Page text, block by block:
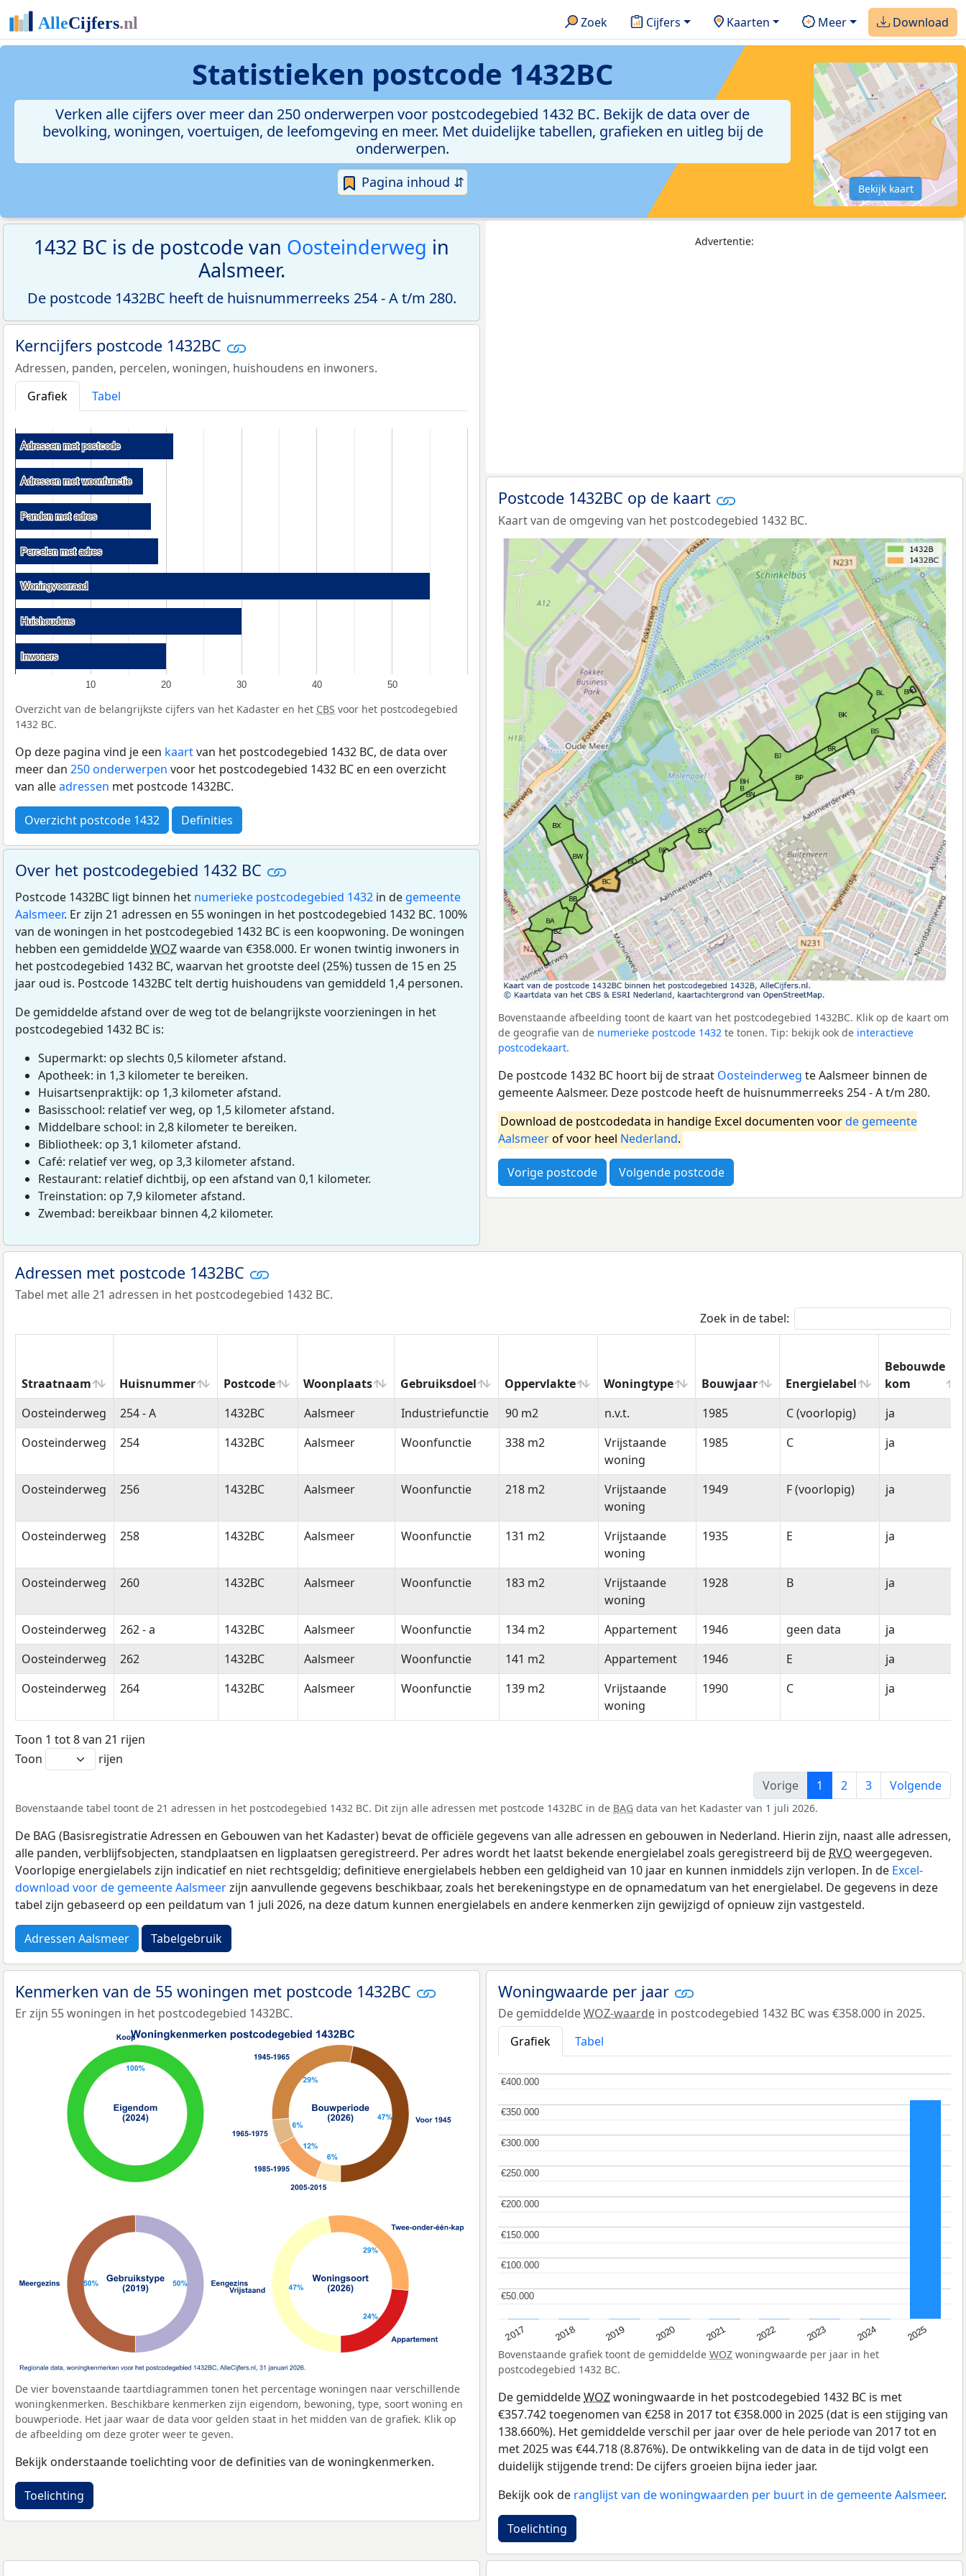
Zoek Cijfers Kaarten Meer Download
Statistieken postcode 1432BC
Verken alle cijfers over meer dan 250 onderwerpen voor postcodegebied 1432 BC. Bekijk de data over de
bevolking, woningen, voertuigen, de leefomgeving en meer. Met duidelijke tabellen, grafieken en uitleg bij de
onderwerpen.
Pagina inhoud ⇵ Bekijk kaart
1432 BC is de postcode van Oosteinderweg in
Aalsmeer.
De postcode 1432BC heeft de huisnummerreeks 254 - A t/m 280.
Kerncijfers postcode 1432BC
Adressen, panden, percelen, woningen, huishoudens en inwoners.
Grafiek
Tabel
10 20 30 40 50
Adressen met postcode
Adressen met postcode
Adressen met woonfunctie
Adressen met woonfunctie
Panden met adres
Panden met adres
Percelen met adres
Percelen met adres
Woningvoorraad
Woningvoorraad
Huishoudens
Huishoudens
Inwoners
Inwoners
Overzicht van de belangrijkste cijfers van het Kadaster en het CBS voor het postcodegebied
1432 BC.
Op deze pagina vind je een kaartvan het postcodegebied 1432 BC, de data over
meer dan 250 onderwerpen voor het postcodegebied 1432 BC en een overzicht
van alleadressen met postcode 1432BC.
Overzicht postcode 1432 Definities
Over het postcodegebied 1432 BC
Postcode 1432BC ligt binnen het numerieke postcodegebied 1432 in de gemeente
Aalsmeer. Er zijn 21 adressen en 55 woningen in het postcodegebied 1432 BC. 100%
van de woningen in het postcodegebied 1432 BC is een koopwoning. De woningen
hebben een gemiddeldeWOZwaarde van €358.000. Er wonen twintig inwoners in
het postcodegebied 1432 BC, waarvan het grootste deel (25%) tussen de 15 en 25
jaar oud is. Postcode 1432BC telt dertig huishoudens van gemiddeld 1,4 personen.
De gemiddelde afstand over de weg tot de belangrijkste voorzieningen in het
postcodegebied 1432 BC is:
Supermarkt: op slechts 0,5 kilometer afstand.
Apotheek: in 1,3 kilometer te bereiken.
Huisartsenpraktijk: op 1,3 kilometer afstand.
Basisschool: relatief ver weg, op 1,5 kilometer afstand.
Middelbare school: in 2,8 kilometer te bereiken.
Bibliotheek: op 3,1 kilometer afstand.
Café: relatief ver weg, op 3,3 kilometer afstand.
Restaurant: relatief dichtbij, op een afstand van 0,1 kilometer.
Treinstation: op 7,9 kilometer afstand.
Zwembad: bereikbaar binnen 4,2 kilometer.
Advertentie:
Postcode 1432BC op de kaart
Kaart van de omgeving van het postcodegebied 1432 BC.
Bovenstaande afbeelding toont de kaart van het postcodegebied 1432BC. Klik op de kaart om
de geografie van de numerieke postcode 1432 te tonen. Tip: bekijk ook de interactieve
postcodekaart.
De postcode 1432 BC hoort bij de straat Oosteinderweg te Aalsmeer binnen de
gemeente Aalsmeer. Deze postcode heeft de huisnummerreeks 254 - A t/m 280.
Download de postcodedata in handige Excel documenten voorde gemeente
Aalsmeerof voor heel Nederland.
Vorige postcode Volgende postcode
Adressen met postcode 1432BC
Tabel met alle 21 adressen in het postcodegebied 1432 BC.
Zoek in de tabel:
Straatnaam Huisnummer Postcode Woonplaats Gebruiksdoel Oppervlakte Woningtype Bouwjaar Energielabel
Bebouwde
kom
Straatnaam
Huisnummer Postcode Woonplaats Gebruiksdoel Oppervlakte Woningtype Bouwjaar Energielabel
Bebouwde
kom
Oosteinderweg 254 - A 1432BC Aalsmeer Industriefunctie 90 m2 n.v.t. 1985 C (voorlopig)
ja
Oosteinderweg
254 1432BC Aalsmeer Woonfunctie 338 m2
Vrijstaande
woning
1985 C ja
Oosteinderweg 256 1432BC Aalsmeer Woonfunctie 218 m2
Vrijstaande
woning
1949 F (voorlopig) ja
Oosteinderweg 258 1432BC Aalsmeer Woonfunctie 131 m2
Vrijstaande
woning
1935 E ja
Oosteinderweg 260 1432BC Aalsmeer Woonfunctie 183 m2
Vrijstaande
woning
1928 B ja
Oosteinderweg 262 - a 1432BC Aalsmeer Woonfunctie 134 m2 Appartement 1946 geen data
ja
Oosteinderweg
262 1432BC Aalsmeer Woonfunctie 141 m2 Appartement 1946 E
ja
Oosteinderweg
264 1432BC Aalsmeer Woonfunctie 139 m2
Vrijstaande
woning
1990 C ja
Toon 1 tot 8 van 21 rijen
Toon
rijen
Vorige
1 2 3 Volgende
Bovenstaande tabel toont de 21 adressen in het postcodegebied 1432 BC. Dit zijn alle adressen met postcode 1432BC in de BAG data van het Kadaster van 1 juli 2026.
De BAG (Basisregistratie Adressen en Gebouwen van het Kadaster) bevat de officiële gegevens van alle adressen en gebouwen in Nederland. Hierin zijn, naast alle adressen,
alle panden, verblijfsobjecten, standplaatsen en ligplaatsen geregistreerd. Per adres wordt het laatst bekende energielabel zoals geregistreerd bij de RVO weergegeven.
Voorlopige energielabels zijn indicatief en niet rechtsgeldig; definitieve energielabels hebben een geldigheid van 10 jaar en kunnen inmiddels zijn verlopen. In de Excel-
download voor de gemeente Aalsmeerzijn aanvullende gegevens beschikbaar, zoals het berekeningstype en de opnamedatum van het energielabel. De gegevens in deze
tabel zijn gebaseerd op een peildatum van 1 juli 2026, na deze datum kunnen energielabels en andere kenmerken zijn gewijzigd of opnieuw zijn vastgesteld.
Adressen Aalsmeer Tabelgebruik
Kenmerken van de 55 woningen met postcode 1432BC
Er zijn 55 woningen in het postcodegebied 1432BC.
De vier bovenstaande taartdiagrammen tonen het percentage woningen naar verschillende
woningkenmerken. Beschikbare kenmerken zijn eigendom, bewoning, type, soort woning en
bouwperiode. Het jaar waar de data voor gelden staat in het midden van de grafiek. Klik op
de afbeelding om deze groter weer te geven.
Bekijk onderstaande toelichting voor de definities van de woningkenmerken.
Toelichting
Woningwaarde per jaar
De gemiddeldeWOZ-waarde in postcodegebied 1432 BC was €358.000 in 2025.
Grafiek
Tabel
2017 2018 2019 2020 2021 2022 2023 2024 2025
€50.000
€50.000
€100.000
€100.000
€150.000
€150.000
€200.000
€200.000
€250.000
€250.000
€300.000
€300.000
€350.000
€350.000
€400.000
€400.000
Bovenstaande grafiek toont de gemiddelde WOZ woningwaarde per jaar in het
postcodegebied 1432 BC.
De gemiddeldeWOZwoningwaarde in het postcodegebied 1432 BC is met
€357.742 toegenomen van €258 in 2017 tot €358.000 in 2025 (dat is een stijging van
138.660%). Het gemiddelde verschil per jaar over de hele periode van 2017 tot en
met 2025 was €44.718 (8.876%). De ontwikkeling van de data in de tijd volgt een
duidelijk stijgende trend: De cijfers groeien bijna ieder jaar.
Bekijk ook de ranglijst van de woningwaarden per buurt in de gemeente Aalsmeer.
Toelichting